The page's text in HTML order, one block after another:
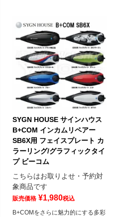
SYGN HOUSE サインハウス
B+COM インカムリペアー
SB6X用 フェイスプレート カ
ラーリング/グラフィックタイ
プ ビーコム
こちらはお取りよせ・予約対
象商品です
販売価格 ¥1,980税込
B+COMをさらに魅力的にする多彩